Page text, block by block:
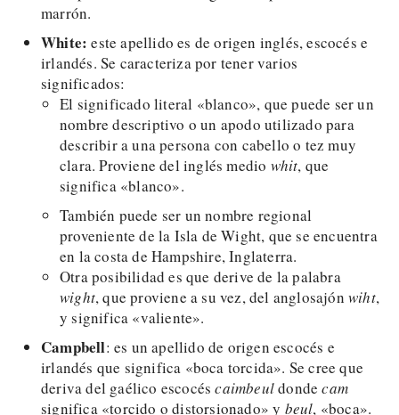
marrón.
White: este apellido es de origen inglés, escocés e
irlandés. Se caracteriza por tener varios
significados:
El significado literal «blanco», que puede ser un
nombre descriptivo o un apodo utilizado para
describir a una persona con cabello o tez muy
clara. Proviene del inglés medio whit, que
significa «blanco».
También puede ser un nombre regional
proveniente de la Isla de Wight, que se encuentra
en la costa de Hampshire, Inglaterra.
Otra posibilidad es que derive de la palabra
wight, que proviene a su vez, del anglosajón wiht,
y significa «valiente».
Campbell: es un apellido de origen escocés e
irlandés que significa «boca torcida». Se cree que
deriva del gaélico escocéscaimbeuldondecam
significa «torcido o distorsionado» y beul, «boca».